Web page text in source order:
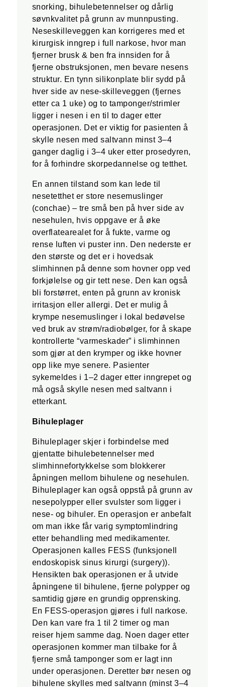
snorking, bihulebetennelser og dårlig
søvnkvalitet på grunn av munnpusting.
Neseskilleveggen kan korrigeres med et
kirurgisk inngrep i full narkose, hvor man
fjerner brusk & ben fra innsiden for å
fjerne obstruksjonen, men bevare nesens
struktur. En tynn silikonplate blir sydd på
hver side av nese-skilleveggen (fjernes
etter ca 1 uke) og to tamponger/strimler
ligger i nesen i en til to dager etter
operasjonen. Det er viktig for pasienten å
skylle nesen med saltvann minst 3–4
ganger daglig i 3–4 uker etter prosedyren,
for å forhindre skorpedannelse og tetthet.
En annen tilstand som kan lede til
nesetetthet er store nesemuslinger
(conchae) – tre små ben på hver side av
nesehulen, hvis oppgave er å øke
overflatearealet for å fukte, varme og
rense luften vi puster inn. Den nederste er
den største og det er i hovedsak
slimhinnen på denne som hovner opp ved
forkjølelse og gir tett nese. Den kan også
bli forstørret, enten på grunn av kronisk
irritasjon eller allergi. Det er mulig å
krympe nesemuslinger i lokal bedøvelse
ved bruk av strøm/radiobølger, for å skape
kontrollerte “varmeskader” i slimhinnen
som gjør at den krymper og ikke hovner
opp like mye senere. Pasienter
sykemeldes i 1–2 dager etter inngrepet og
må også skylle nesen med saltvann i
etterkant.
Bihuleplager
Bihuleplager skjer i forbindelse med
gjentatte bihulebetennelser med
slimhinnefortykkelse som blokkerer
åpningen mellom bihulene og nesehulen.
Bihuleplager kan også oppstå på grunn av
nesepolypper eller svulster som ligger i
nese- og bihuler. En operasjon er anbefalt
om man ikke får varig symptomlindring
etter behandling med medikamenter.
Operasjonen kalles FESS (funksjonell
endoskopisk sinus kirurgi (surgery)).
Hensikten bak operasjonen er å utvide
åpningene til bihulene, fjerne polypper og
samtidig gjøre en grundig opprensking.
En FESS-operasjon gjøres i full narkose.
Den kan vare fra 1 til 2 timer og man
reiser hjem samme dag. Noen dager etter
operasjonen kommer man tilbake for å
fjerne små tamponger som er lagt inn
under operasjonen. Deretter bør nesen og
bihulene skylles med saltvann (minst 3–4